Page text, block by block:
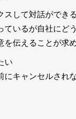
スして対話ができ
ているが自社にど
を伝えることが求
い
にキャンセルされ